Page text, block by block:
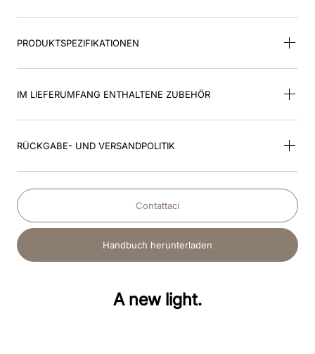
PRODUKTSPEZIFIKATIONEN
IM LIEFERUMFANG ENTHALTENE ZUBEHÖR
RÜCKGABE- UND VERSANDPOLITIK
Contattaci
Handbuch herunterladen
A new light.